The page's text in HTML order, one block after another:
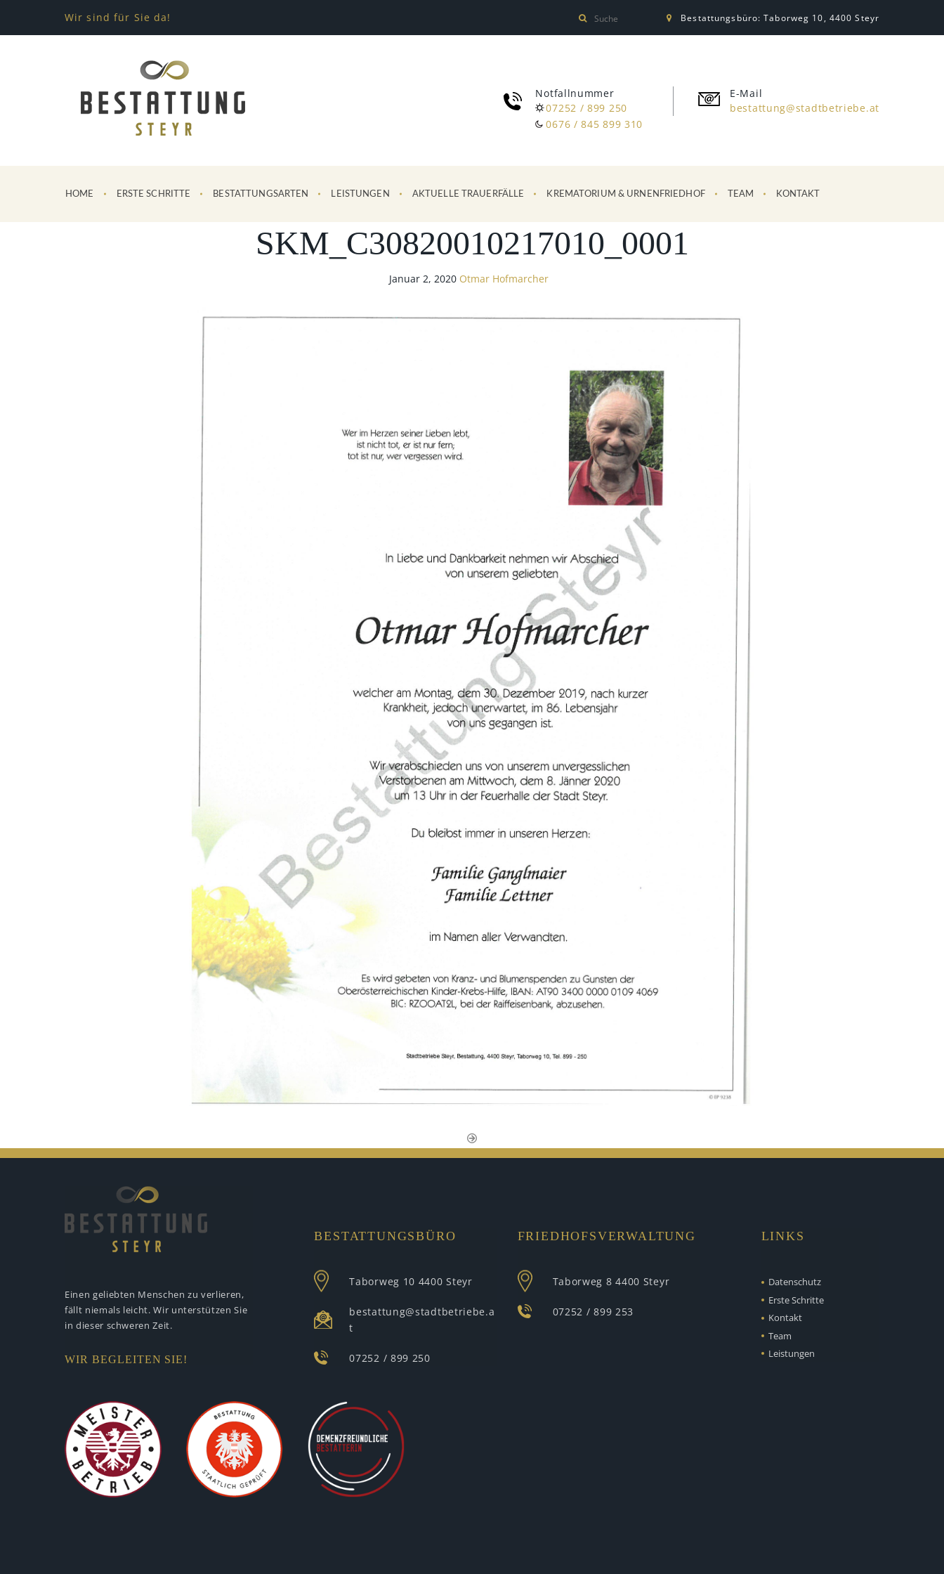
Wir sind für Sie da! Bestattungsbüro: Taborweg 10, 4400 Steyr
Notfallnummer
07252 / 899 250
0676 / 845 899 310
E-Mail
bestattung@stadtbetriebe.at
HOME ERSTE SCHRITTE BESTATTUNGSARTEN LEISTUNGEN AKTUELLE TRAUERFÄLLE KREMATORIUM & URNENFRIEDHOF TEAM KONTAKT
SKM_C30820010217010_0001
Januar 2, 2020 Otmar Hofmarcher
Einen geliebten Menschen zu verlieren,
fällt niemals leicht. Wir unterstützen Sie
in dieser schweren Zeit.
WIR BEGLEITEN SIE!
BESTATTUNGSBÜRO
Taborweg 10 4400 Steyr
bestattung@stadtbetriebe.a
t
07252 / 899 250
FRIEDHOFSVERWALTUNG
Taborweg 8 4400 Steyr
07252 / 899 253
LINKS
Datenschutz
Erste Schritte
Kontakt
Team
Leistungen